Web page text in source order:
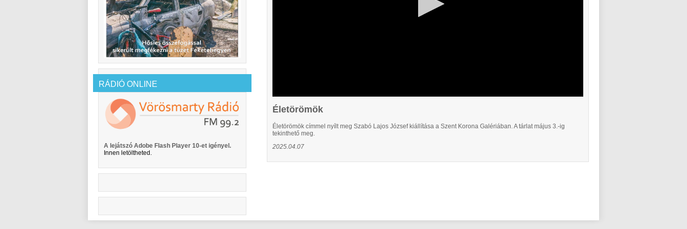
Életörömök
Életörömök címmel nyílt meg Szabó Lajos József kiállítása a Szent Korona Galériában. A tárlat május 3.-ig
tekinthető meg.
2025.04.07
RÁDIÓ ONLINE
A lejátszó Adobe Flash Player 10-et igényel.
Innen letöltheted.